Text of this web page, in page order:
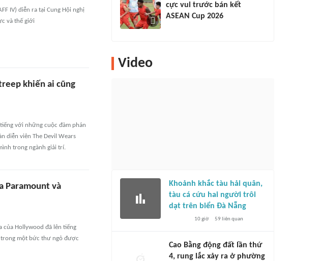
IV) diễn ra tại Cung Hội nghị
và thế giới
khiến ai cũng
với những cuộc đàm phán
diễn viên The Devil Wears
trong ngành giải trí.
Paramount và
của Hollywood đã lên tiếng
trong một bức thư ngỏ được
cực vui trước bán kết
ASEAN Cup 2026
Video
Khoảnh khắc tàu hải quân,
tàu cá cứu hai người trôi
dạt trên biển Đà Nẵng
10 giờ 59 liên quan
Cao Bằng động đất lần thứ
4, rung lắc xảy ra ở phường